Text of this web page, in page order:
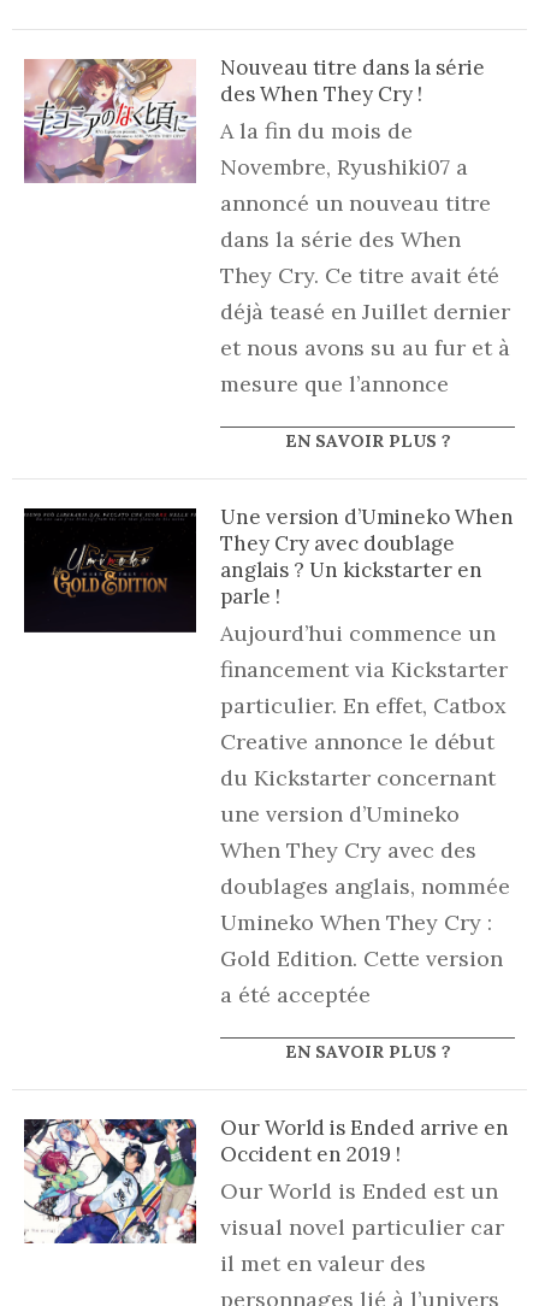
Nouveau titre dans la série
des When They Cry !
A la fin du mois de
Novembre, Ryushiki07 a
annoncé un nouveau titre
dans la série des When
They Cry. Ce titre avait été
déjà teasé en Juillet dernier
et nous avons su au fur et à
mesure que l’annonce
EN SAVOIR PLUS ?
Une version d’Umineko When
They Cry avec doublage
anglais ? Un kickstarter en
parle !
Aujourd’hui commence un
financement via Kickstarter
particulier. En effet, Catbox
Creative annonce le début
du Kickstarter concernant
une version d’Umineko
When They Cry avec des
doublages anglais, nommée
Umineko When They Cry :
Gold Edition. Cette version
a été acceptée
EN SAVOIR PLUS ?
Our World is Ended arrive en
Occident en 2019 !
Our World is Ended est un
visual novel particulier car
il met en valeur des
personnages lié à l’univers